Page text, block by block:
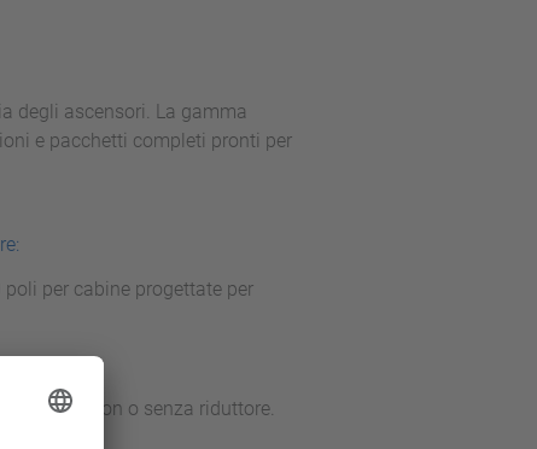
degli ascensori. La gamma
e pacchetti completi pronti per
per cabine progettate per
induzione con o senza riduttore.